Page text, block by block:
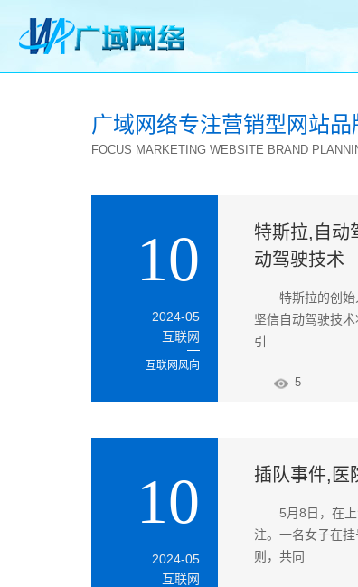
广域网络专注营销型网站
FOCUS MARKETING WEBSITE BRAND
10
2024-05
互联网
互联网风向
特斯拉,自动
动驾驶技术
特斯拉的创
坚信自动驾驶技
引
5
10
2024-05
互联网
插队事件,医
5月8日，在
注。一名女子在
则，共同